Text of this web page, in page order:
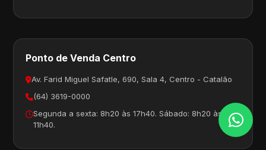
Ponto de Venda Centro
Av. Farid Miguel Safatle, 690, Sala 4, Centro - Catalão
(64) 3619-0000
Segunda a sexta: 8h20 às 17h40. Sábado: 8h20 às
11h40.